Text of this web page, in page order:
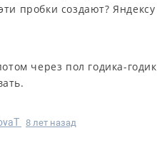
пробки создают?
через пол годика-
8 лет назад